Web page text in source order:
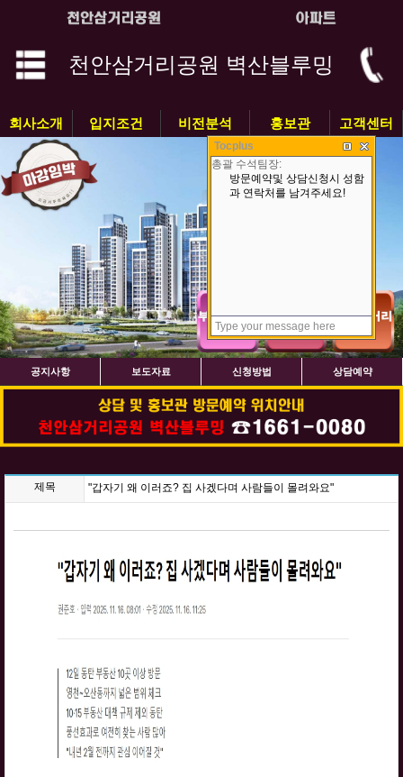
천안삼거리공원 벽산블루밍
회사소개 입지조건 비전분석 홍보관 고객센터
공지사항 보도자료 신청방법 상담예약
제목 "갑자기 왜 이러죠? 집 사겠다며 사람들이 몰려와요"
Tocplus